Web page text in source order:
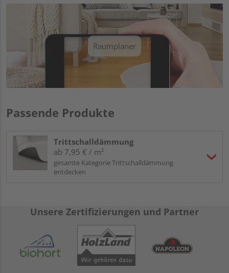
Raumplaner
Passende Produkte
Trittschalldämmung
ab 7,95 € / m²
gesamte Kategorie Trittschalldämmung
entdecken
Unsere Zertifizierungen und Partner